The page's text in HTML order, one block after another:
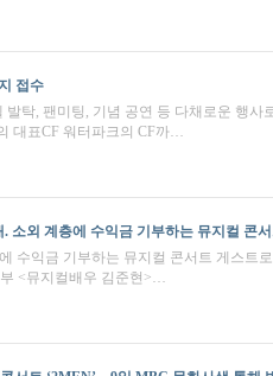
접수
발탁, 팬미팅, 기념 공연 등 다채로운 행
대표CF 워터파크의 CF까…
. 소외 계층에 수익금 기부하는 뮤지컬 콘
수익금 기부하는 뮤지컬 콘서트 게스트
부 <뮤지컬배우 김준현>…